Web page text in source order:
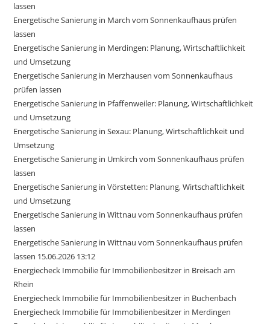
lassen
Energetische Sanierung in March vom Sonnenkaufhaus prüfen
lassen
Energetische Sanierung in Merdingen: Planung, Wirtschaftlichkeit
und Umsetzung
Energetische Sanierung in Merzhausen vom Sonnenkaufhaus
prüfen lassen
Energetische Sanierung in Pfaffenweiler: Planung, Wirtschaftlichkeit
und Umsetzung
Energetische Sanierung in Sexau: Planung, Wirtschaftlichkeit und
Umsetzung
Energetische Sanierung in Umkirch vom Sonnenkaufhaus prüfen
lassen
Energetische Sanierung in Vörstetten: Planung, Wirtschaftlichkeit
und Umsetzung
Energetische Sanierung in Wittnau vom Sonnenkaufhaus prüfen
lassen
Energetische Sanierung in Wittnau vom Sonnenkaufhaus prüfen
lassen 15.06.2026 13:12
Energiecheck Immobilie für Immobilienbesitzer in Breisach am
Rhein
Energiecheck Immobilie für Immobilienbesitzer in Buchenbach
Energiecheck Immobilie für Immobilienbesitzer in Merdingen